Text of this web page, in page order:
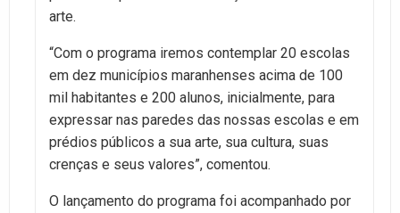
arte.
“Com o programa iremos contemplar 20 escolas
em dez municípios maranhenses acima de 100
mil habitantes e 200 alunos, inicialmente, para
expressar nas paredes das nossas escolas e em
prédios públicos a sua arte, sua cultura, suas
crenças e seus valores”, comentou.
O lançamento do programa foi acompanhado por